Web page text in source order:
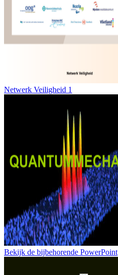
Netwerk Veiligheid 1
Bekijk de bijbehorende PowerPoint